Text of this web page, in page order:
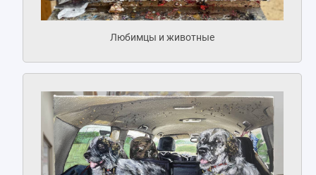
Любимцы и животные